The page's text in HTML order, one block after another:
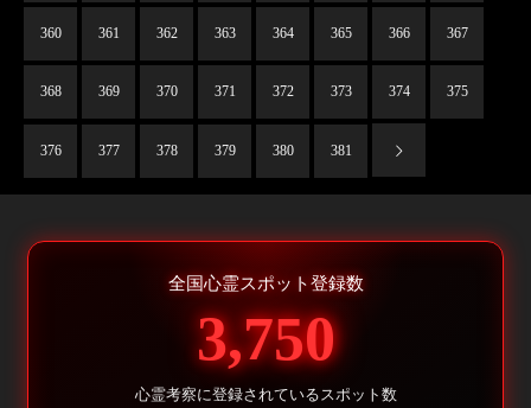
360 361 362 363 364 365 366 367
368 369 370 371 372 373 374 375
376 377 378 379 380 381
全国心霊スポット登録数
3,750
心霊考察に登録されているスポット数